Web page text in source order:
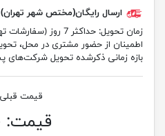
ارسال رایگان(مختص شهر تهران)
زمان تحویل:
حداکثر 7 روز
اطمینان از حضور مشتری در محل،
بازه زمانی ذکرشده تحویل شرکت‌های
قیمت
قیمت: